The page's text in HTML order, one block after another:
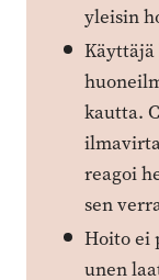
yleisin
Käyttäjä
kautta.
reagoi
sen
Hoito ei
unen